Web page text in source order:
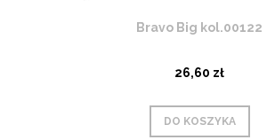
Bravo Big kol.00122
26,60 zł
DO KOSZYKA